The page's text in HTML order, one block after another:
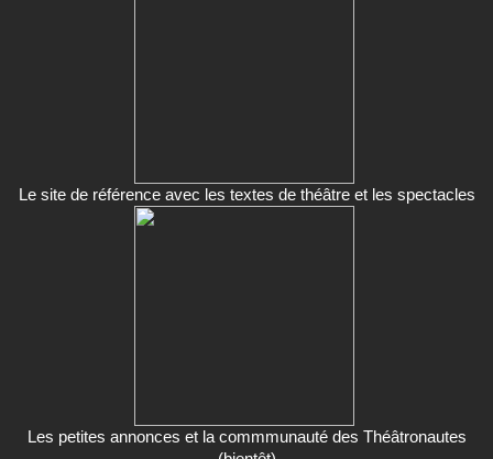
Le site de référence avec les textes de théâtre et les spectacles
Les petites annonces et la commmunauté des Théâtronautes